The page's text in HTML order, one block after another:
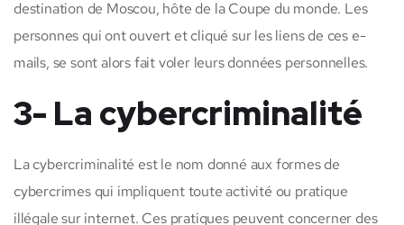
destination de Moscou, hôte de la Coupe du monde. Les
personnes qui ont ouvert et cliqué sur les liens de ces e-
mails, se sont alors fait voler leurs données personnelles.
3- La cybercriminalité
La cybercriminalité est le nom donné aux formes de
cybercrimes qui impliquent toute activité ou pratique
illégale sur internet. Ces pratiques peuvent concerner des